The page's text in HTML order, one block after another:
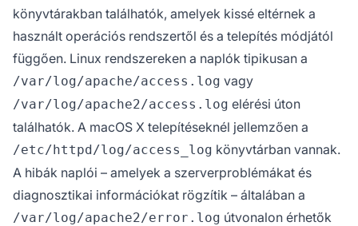
könyvtárakban találhatók, amelyek kissé eltérnek a
használt operációs rendszertől és a telepítés módjától
függően. Linux rendszereken a naplók tipikusan a
/var/log/apache/access.log vagy
/var/log/apache2/access.log elérési úton
találhatók. A macOS X telepítéseknél jellemzően a
/etc/httpd/log/access_log könyvtárban vannak.
A hibák naplói – amelyek a szerverproblémákat és
diagnosztikai információkat rögzítik – általában a
/var/log/apache2/error.log útvonalon érhetők